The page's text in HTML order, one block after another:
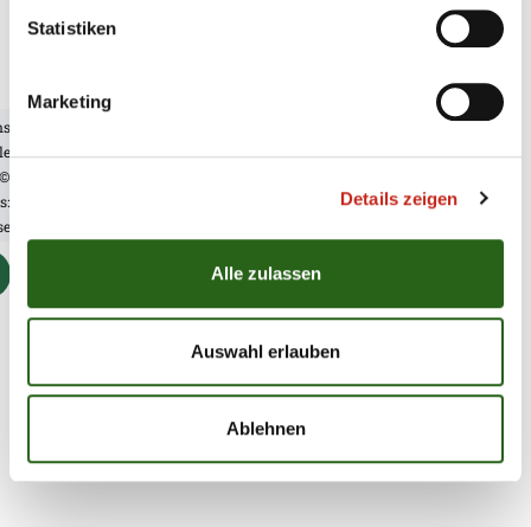
Statistiken
Marketing
Details zeigen
Alle zulassen
Auswahl erlauben
Ablehnen
Samstag, 17. August, 20:00 Uhr:
Sonntag, 18. August, 18:00 Uhr:Deutschland - Ägypten